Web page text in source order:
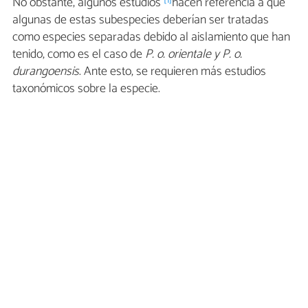
algunas de estas subespecies deberían ser tratadas
como especies separadas debido al aislamiento que han
tenido, como es el caso deP. o. orientale y P. o.
durangoensis.Ante esto, se requieren más estudios
taxonómicos sobre la especie.